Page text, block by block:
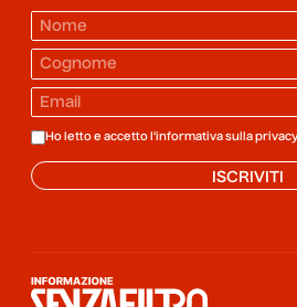
Ho letto e accetto l'informativa sulla privacy
ISCRIVITI